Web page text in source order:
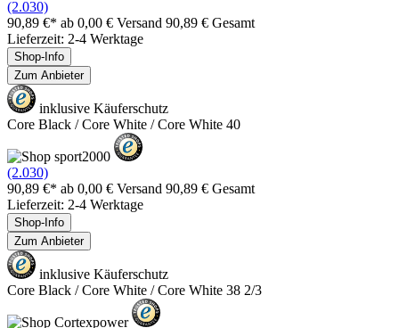
(2.030)
90,89 €* ab 0,00 € Versand 90,89 € Gesamt
Lieferzeit: 2-4 Werktage
Shop-Info
Zum Anbieter
inklusive Käuferschutz
Core Black / Core White / Core White 40
(2.030)
90,89 €* ab 0,00 € Versand 90,89 € Gesamt
Lieferzeit: 2-4 Werktage
Shop-Info
Zum Anbieter
inklusive Käuferschutz
Core Black / Core White / Core White 38 2/3